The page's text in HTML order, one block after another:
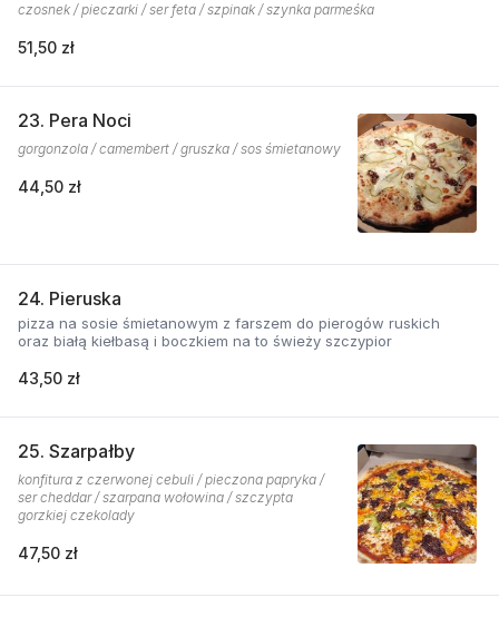
czosnek / pieczarki / ser feta / szpinak / szynka parmeśka
51,50 zł
23. Pera Noci
gorgonzola / camembert / gruszka / sos śmietanowy
44,50 zł
24. Pieruska
pizza na sosie śmietanowym z farszem do pierogów ruskich
oraz białą kiełbasą i boczkiem na to świeży szczypior
43,50 zł
25. Szarpałby
konfitura z czerwonej cebuli / pieczona papryka /
ser cheddar / szarpana wołowina / szczypta
gorzkiej czekolady
47,50 zł